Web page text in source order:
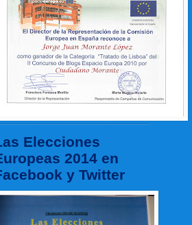
Elecciones
2014 en
y Twitter